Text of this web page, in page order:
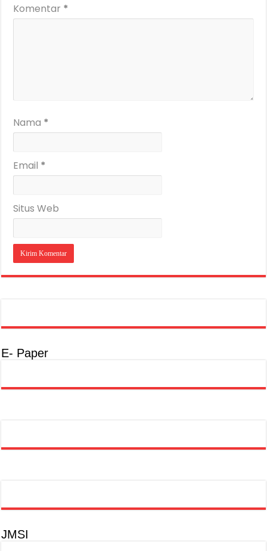
Komentar *
Nama *
Email *
Situs Web
E- Paper
JMSI